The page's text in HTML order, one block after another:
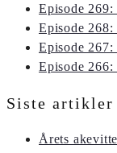
Episode
Episode 268:
Episode
Episode
Siste artikler
Årets